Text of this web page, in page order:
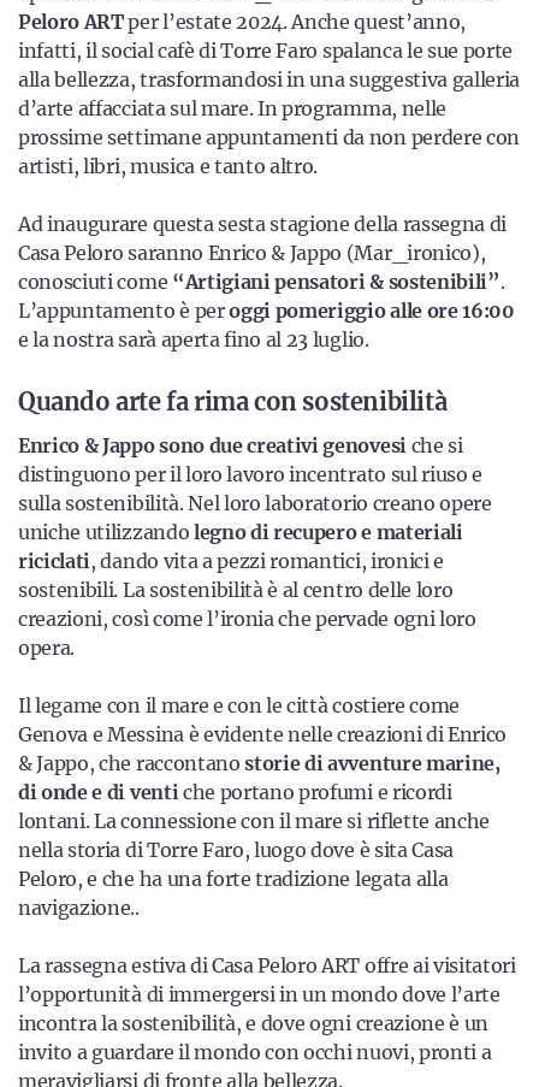
nostra newsletter
Iscriviti
Peloro ARTper l’estate 2024. Anche quest’anno,
infatti, il social cafè di Torre Faro spalanca le sue porte
alla bellezza, trasformandosi in una suggestiva galleria
d’arte affacciata sul mare. In programma, nelle
prossime settimane appuntamenti da non perdere con
artisti, libri, musica e tanto altro.
Ad inaugurare questa sesta stagione della rassegna di
Casa Peloro saranno Enrico & Jappo (Mar_ironico),
conosciuti come “Artigiani pensatori & sostenibili”.
L’appuntamento è peroggi pomeriggio alle ore 16:00
e la nostra sarà aperta fino al 23 luglio.
Quando arte fa rima con sostenibilità
Enrico & Jappo sono due creativi genovesiche si
distinguono per il loro lavoro incentrato sul riuso e
sulla sostenibilità. Nel loro laboratorio creano opere
uniche utilizzando legno di recupero e materiali
riciclati, dando vita a pezzi romantici, ironici e
sostenibili. La sostenibilità è al centro delle loro
creazioni, così come l’ironia che pervade ogni loro
opera.
Il legame con il mare e con le città costiere come
Genova e Messina è evidente nelle creazioni di Enrico
& Jappo, che raccontanostorie di avventure marine,
di onde e di ventiche portano profumi e ricordi
lontani. La connessione con il mare si riflette anche
nella storia di Torre Faro, luogo dove è sita Casa
Peloro, e che ha una forte tradizione legata alla
navigazione..
La rassegna estiva di Casa Peloro ART offre ai visitatori
l’opportunità di immergersi in un mondo dove l’arte
incontra la sostenibilità, e dove ogni creazione è un
invito a guardare il mondo con occhi nuovi, pronti a
meravigliarsi di fronte alla bellezza.